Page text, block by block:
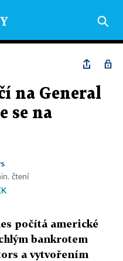
na General
se na
čtení
počítá americké
bankrotem
a vytvořením